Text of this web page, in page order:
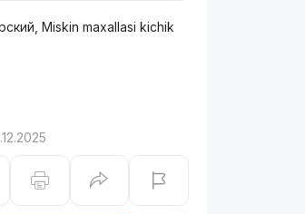
Miskin maxallasi kichik